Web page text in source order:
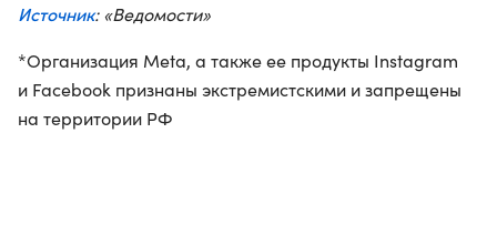
Источник: «Ведомости»
*Организация Meta, а также ее продукты Instagram
и Facebook признаны экстремистскими и запрещены
на территории РФ